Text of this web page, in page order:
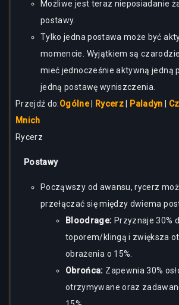
Możliwe jest teraz nieposiadanie
postawy.
Tylko jedna postawa może być
momencie. Wyjątkiem są
mieć jednocześnie aktywną jedną
jedną postawę wyniszczenia.
Przejdź do:Ogólne| Rycerz Paladyn
Mnich
Rycerz
Postawy
Począwszy od awansu, rycerz
przełączać się między dwiema
Bloodrage: Przyznaje 30%
toporem/klingą i zwiększa
obrażenia o 15%.
Obrońca: Zapewnia 30%
otrzymywane oraz